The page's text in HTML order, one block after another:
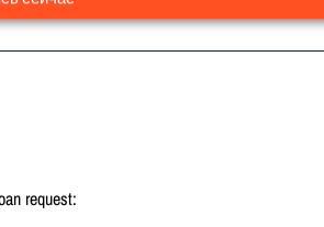
request: